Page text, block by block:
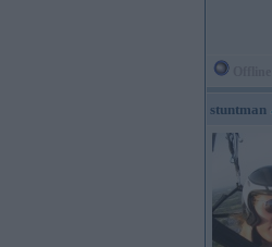
stuntman